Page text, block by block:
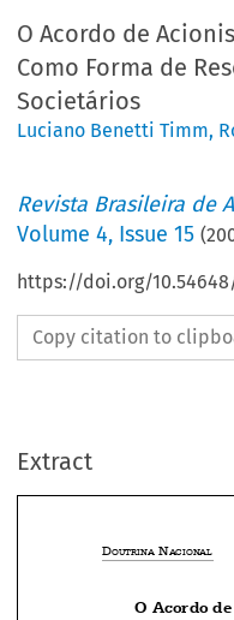
O Acordo de
Como Forma de
Societários
Luciano Benetti Timm,
Revista Brasileira de
Volume4, Issue 15 (
https://doi.org/
Copy citation to
Extract
   
O Acordo de
de